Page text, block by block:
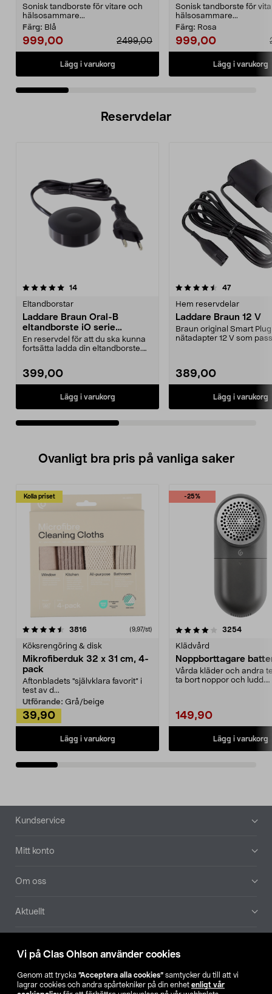
Vi på Clas Ohlson använder cookies
Genom att trycka ”Acceptera alla cookies” samtycker du till att vi
lagrar cookies och andra spårtekniker på din enhet enligt vår
eltandborste, Special Edition
Sonisk tandborste för vitare och
hälsosammare...
Färg: Blå
999,00 2499,00
Lägg i varukorg
eltandborste, Special
Sonisk tandborste för
hälsosammare...
Färg: Rosa
999,00
Lägg i varukorg
Reservdelar
14recensioner
Eltandborstar
Laddare Braun Oral-B
eltandborste iO serie
7/8/9/10
En reservdel för att du ska kunna
fortsätta ladda din eltandborste.
399,00
Lägg i varukorg
4.5av 5 stjärnor 47recensioner
Hem reservdelar
Laddare Braun 12 V
Braun original Smart Plug
nätadapter 12 V som
389,00
Lägg i varukorg
4.0av 5 stjärnor
Ovanligt bra pris på vanliga saker
Kolla priset
3816recensioner (9,97/st)
Köksrengöring & disk
Mikrofiberduk 32 x 31 cm, 4-
pack
Aftonbladets "självklara favorit” i
test av d...
Utförande: Grå/beige
39,90
Lägg i varukorg
-25%
4.0av 5 stjärnor 3254
Klädvård
Noppborttagare
Vårda kläder och andra
ta bort noppor och ludd.
149,90
Lägg i varukorg
4.5av 5 stjärnor
Sidfot
Kundservice
Mitt konto
Om oss
Aktuellt
Hitta butik